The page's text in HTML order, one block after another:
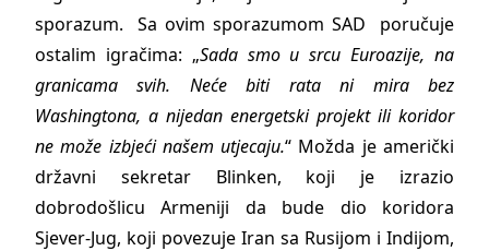
sporazum. Sa ovim sporazumom SAD poručuje
ostalim igračima: „Sada smo u srcu Euroazije, na
granicama svih. Neće biti rata ni mira bez
Washingtona, a nijedan energetski projekt ili koridor
ne može izbjeći našem utjecaju.“ Možda je američki
državni sekretar Blinken, koji je izrazio
dobrodošlicu Armeniji da bude dio koridora
Sjever-Jug, koji povezuje Iran sa Rusijom i Indijom,